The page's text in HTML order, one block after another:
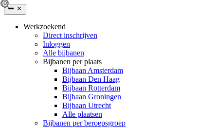
Werkzoekend
Direct inschrijven
Inloggen
Alle bijbanen
Bijbanen per plaats
Bijbaan Amsterdam
Bijbaan Den Haag
Bijbaan Rotterdam
Bijbaan Groningen
Bijbaan Utrecht
Alle plaatsen
Bijbanen per beroepsgroep